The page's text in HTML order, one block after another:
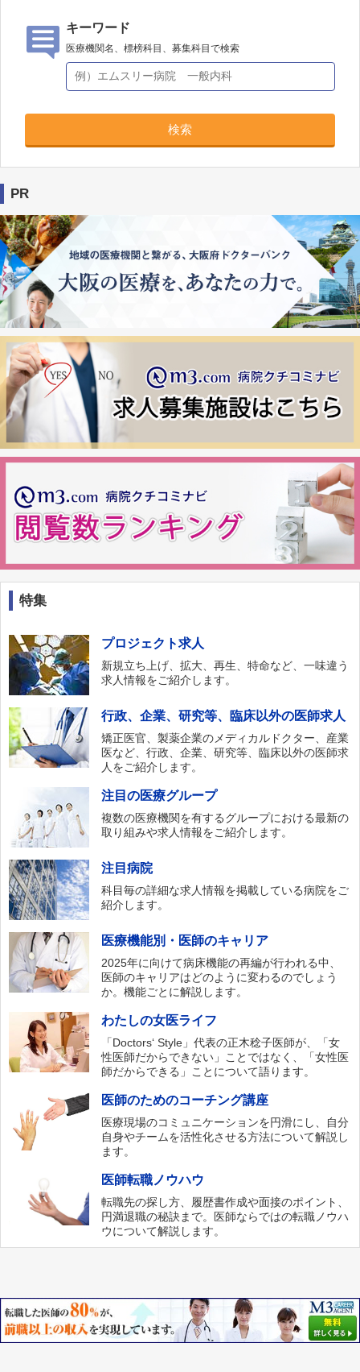
キーワード
医療機関名、標榜科目、募集科目で検索
検索
PR
特集
プロジェクト求人
新規立ち上げ、拡大、再生、特命など、一味違う
求人情報をご紹介します。
行政、企業、研究等、臨床以外の医師求人
矯正医官、製薬企業のメディカルドクター、産業
医など、行政、企業、研究等、臨床以外の医師求
人をご紹介します。
注目の医療グループ
複数の医療機関を有するグループにおける最新の
取り組みや求人情報をご紹介します。
注目病院
科目毎の詳細な求人情報を掲載している病院をご
紹介します。
医療機能別・医師のキャリア
2025年に向けて病床機能の再編が行われる中、
医師のキャリアはどのように変わるのでしょう
か。機能ごとに解説します。
わたしの女医ライフ
「Doctors‘ Style」代表の正木稔子医師が、「女
性医師だからできない」ことではなく、「女性医
師だからできる」ことについて語ります。
医師のためのコーチング講座
医療現場のコミュニケーションを円滑にし、自分
自身やチームを活性化させる方法について解説し
ます。
医師転職ノウハウ
転職先の探し方、履歴書作成や面接のポイント、
円満退職の秘訣まで。医師ならではの転職ノウハ
ウについて解説します。